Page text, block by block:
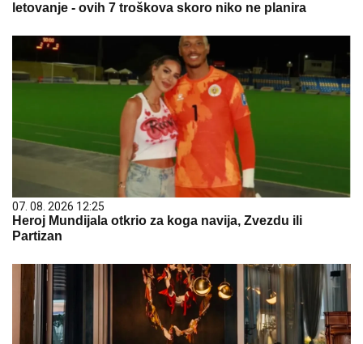
letovanje - ovih 7 troškova skoro niko ne planira
07. 08. 2026 12:25
Heroj Mundijala otkrio za koga navija, Zvezdu ili
Partizan